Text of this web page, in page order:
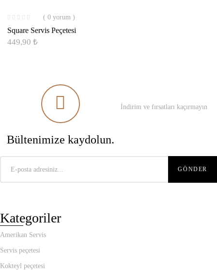
( 0 yorum )
Square Servis Peçetesi
449,90 ₺
Bültenimize kaydolun.
İndirim ve fırsatları kaçırmayın
Kategoriler
Amerikan Servis
Servis peçetesi
Kokteyl peçetesi